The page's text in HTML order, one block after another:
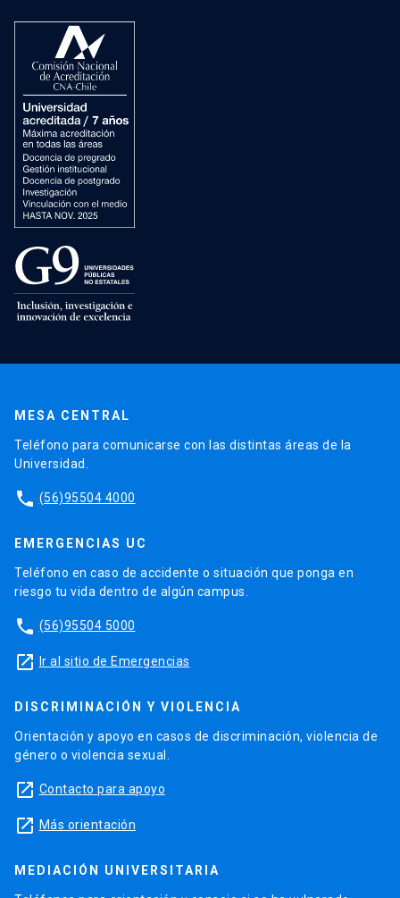
MESA CENTRAL
Teléfono para comunicarse con las distintas áreas de la
Universidad.
phone (56)95504 4000
EMERGENCIAS UC
Teléfono en caso de accidente o situación que ponga en
riesgo tu vida dentro de algún campus.
phone (56)95504 5000
launch Ir al sitio de Emergencias
DISCRIMINACIÓN Y VIOLENCIA
Orientación y apoyo en casos de discriminación, violencia de
género o violencia sexual.
launch Contacto para apoyo
launch Más orientación
MEDIACIÓN UNIVERSITARIA